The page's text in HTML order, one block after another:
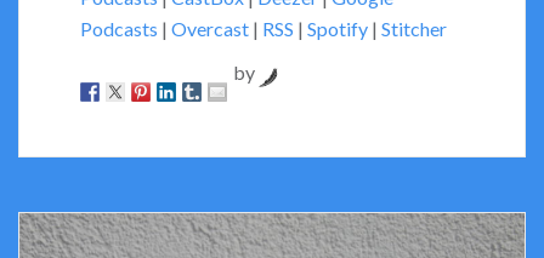
Podcasts | Overcast | RSS | Spotify | Stitcher
by